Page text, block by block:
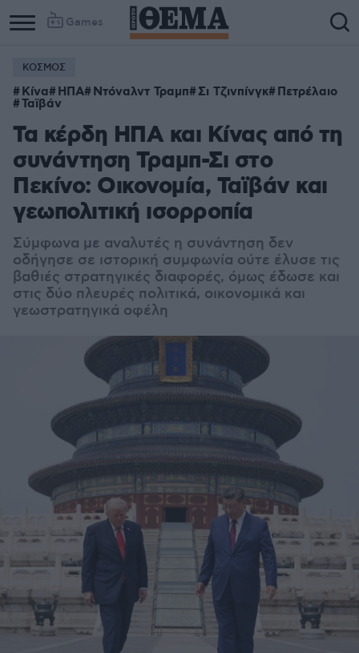
Games
ΚΟΣΜΟΣ
Κίνα ΗΠΑ Ντόναλντ Τραμπ Σι Τζινπίνγκ Πετρέλαιο
Ταϊβάν
Τα κέρδη ΗΠΑ και Κίνας από τη
συνάντηση Τραμπ-Σι στο
Πεκίνο: Οικονομία, Ταϊβάν και
γεωπολιτική ισορροπία
Σύμφωνα με αναλυτές η συνάντηση δεν
οδήγησε σε ιστορική συμφωνία ούτε έλυσε τις
βαθιές στρατηγικές διαφορές, όμως έδωσε και
στις δύο πλευρές πολιτικά, οικονομικά και
γεωστρατηγικά οφέλη